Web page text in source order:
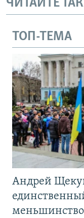
ЧИТАЙТЕ
ТОП-ТЕМА
Андрей